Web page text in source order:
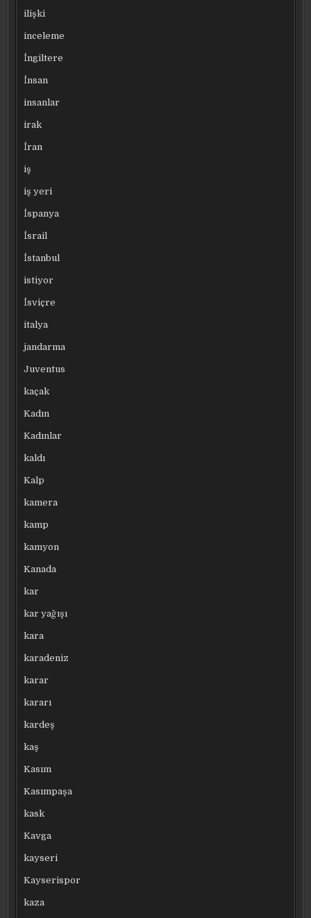
ilişki
inceleme
İngiltere
İnsan
insanlar
irak
İran
iş
iş yeri
İspanya
İsrail
İstanbul
istiyor
İsviçre
italya
jandarma
Juventus
kaçak
Kadın
Kadınlar
kaldı
Kalp
kamera
kamp
kamyon
Kanada
kar
kar yağışı
kara
karadeniz
karar
kararı
kardeş
kaş
Kasım
Kasımpaşa
kask
Kavga
kayseri
Kayserispor
kaza